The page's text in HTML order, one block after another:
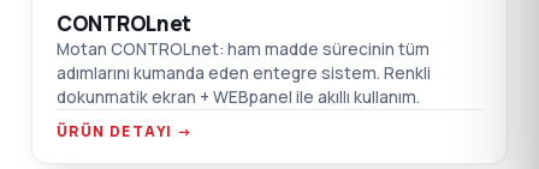
CONTROLnet
Motan CONTROLnet: ham madde sürecinin tüm
adımlarını kumanda eden entegre sistem. Renkli
dokunmatik ekran + WEBpanel ile akıllı kullanım.
ÜRÜN DETAYI →